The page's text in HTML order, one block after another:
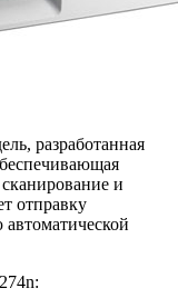
разработанная
и
отправку